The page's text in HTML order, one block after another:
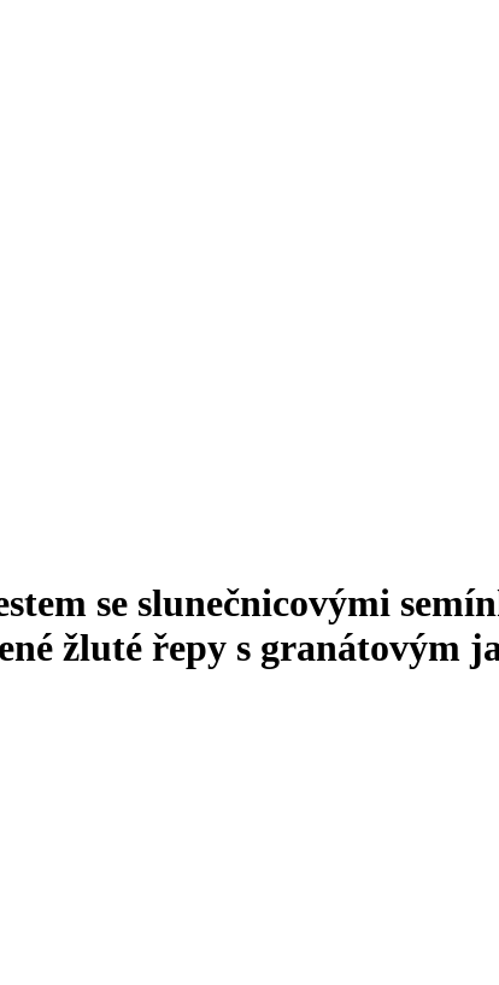
se slunečnicovými
žluté řepy s granátovým